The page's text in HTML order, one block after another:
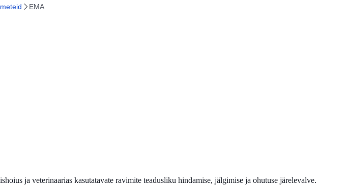
EMA
ja veterinaarias kasutatavate ravimite teadusliku hindamise, jälgimise ja ohutuse järelevalve.